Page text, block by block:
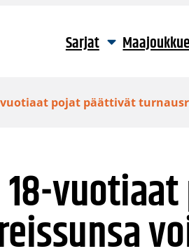
Sarjat
vuotiaat pojat päättivät
18-